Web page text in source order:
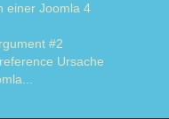
einer Joomla 4
#2
Ursache